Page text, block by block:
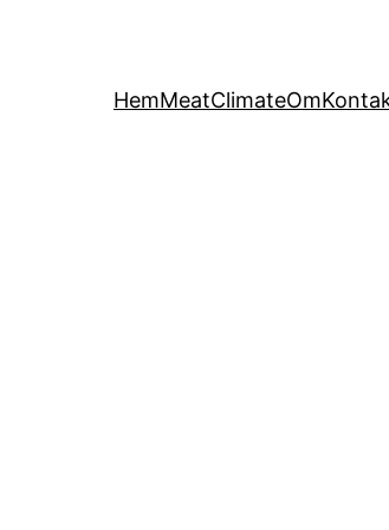
HemMeatClimateOm